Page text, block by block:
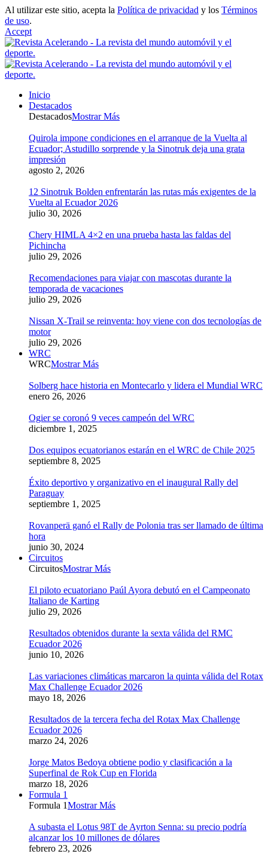
Al utilizar este sitio, acepta la Política de privacidad y los Términos
de uso.
Accept
Inicio
Destacados
DestacadosMostrar Más
Quirola impone condiciones en el arranque de la Vuelta al
Ecuador; Astudillo sorprende y la Sinotruk deja una grata
impresión
agosto 2, 2026
12 Sinotruk Bolden enfrentarán las rutas más exigentes de la
Vuelta al Ecuador 2026
julio 30, 2026
Chery HIMLA 4×2 en una prueba hasta las faldas del
Pichincha
julio 29, 2026
Recomendaciones para viajar con mascotas durante la
temporada de vacaciones
julio 29, 2026
Nissan X-Trail se reinventa: hoy viene con dos tecnologías de
motor
julio 29, 2026
WRC
WRCMostrar Más
Solberg hace historia en Montecarlo y lidera el Mundial WRC
enero 26, 2026
Ogier se coronó 9 veces campeón del WRC
diciembre 1, 2025
Dos equipos ecuatorianos estarán en el WRC de Chile 2025
septiembre 8, 2025
Éxito deportivo y organizativo en el inaugural Rally del
Paraguay
septiembre 1, 2025
Rovanperä ganó el Rally de Polonia tras ser llamado de última
hora
junio 30, 2024
Circuitos
CircuitosMostrar Más
El piloto ecuatoriano Paúl Ayora debutó en el Campeonato
Italiano de Karting
julio 29, 2026
Resultados obtenidos durante la sexta válida del RMC
Ecuador 2026
junio 10, 2026
Las variaciones climáticas marcaron la quinta válida del Rotax
Max Challenge Ecuador 2026
mayo 18, 2026
Resultados de la tercera fecha del Rotax Max Challenge
Ecuador 2026
marzo 24, 2026
Jorge Matos Bedoya obtiene podio y clasificación a la
Superfinal de Rok Cup en Florida
marzo 18, 2026
Formula 1
Formula 1Mostrar Más
A subasta el Lotus 98T de Ayrton Senna: su precio podría
alcanzar los 10 millones de dólares
febrero 23, 2026